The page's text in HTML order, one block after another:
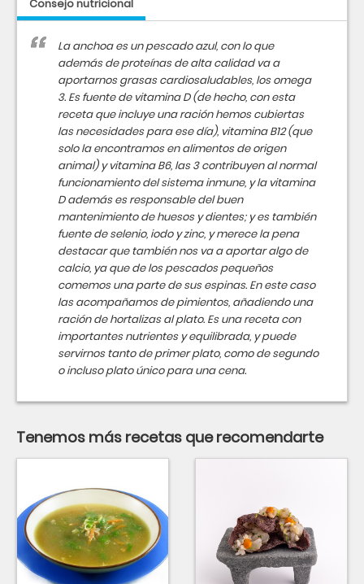
Consejo nutricional
La anchoa es un pescado azul, con lo que
además de proteínas de alta calidad va a
aportarnos grasas cardiosaludables, los omega
3. Es fuente de vitamina D (de hecho, con esta
receta que incluye una ración hemos cubiertas
las necesidades para ese día), vitamina B12 (que
solo la encontramos en alimentos de origen
animal) y vitamina B6, las 3 contribuyen al normal
funcionamiento del sistema inmune, y la vitamina
D además es responsable del buen
mantenimiento de huesos y dientes; y es también
fuente de selenio, iodo y zinc, y merece la pena
destacar que también nos va a aportar algo de
calcio, ya que de los pescados pequeños
comemos una parte de sus espinas. En este caso
las acompañamos de pimientos, añadiendo una
ración de hortalizas al plato. Es una receta con
importantes nutrientes y equilibrada, y puede
servirnos tanto de primer plato, como de segundo
o incluso plato único para una cena.
Tenemos más recetas que recomendarte